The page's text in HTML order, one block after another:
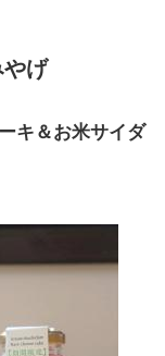
げ
キ＆お米サイダ